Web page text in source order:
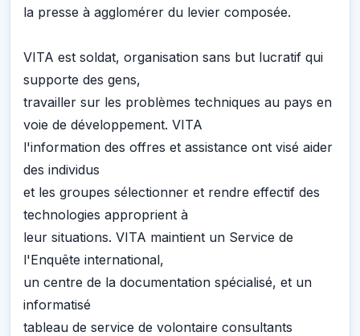
la presse à agglomérer du levier composée.
VITA est soldat, organisation sans but lucratif qui
supporte des gens,
travailler sur les problèmes techniques au pays en
voie de développement. VITA
l'information des offres et assistance ont visé aider
des individus
et les groupes sélectionner et rendre effectif des
technologies approprient à
leur situations. VITA maintient un Service de
l'Enquête international,
un centre de la documentation spécialisé, et un
informatisé
tableau de service de volontaire consultants